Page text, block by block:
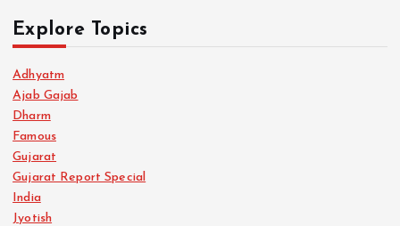
Explore Topics
Adhyatm
Ajab Gajab
Dharm
Famous
Gujarat
Gujarat Report Special
India
Jyotish